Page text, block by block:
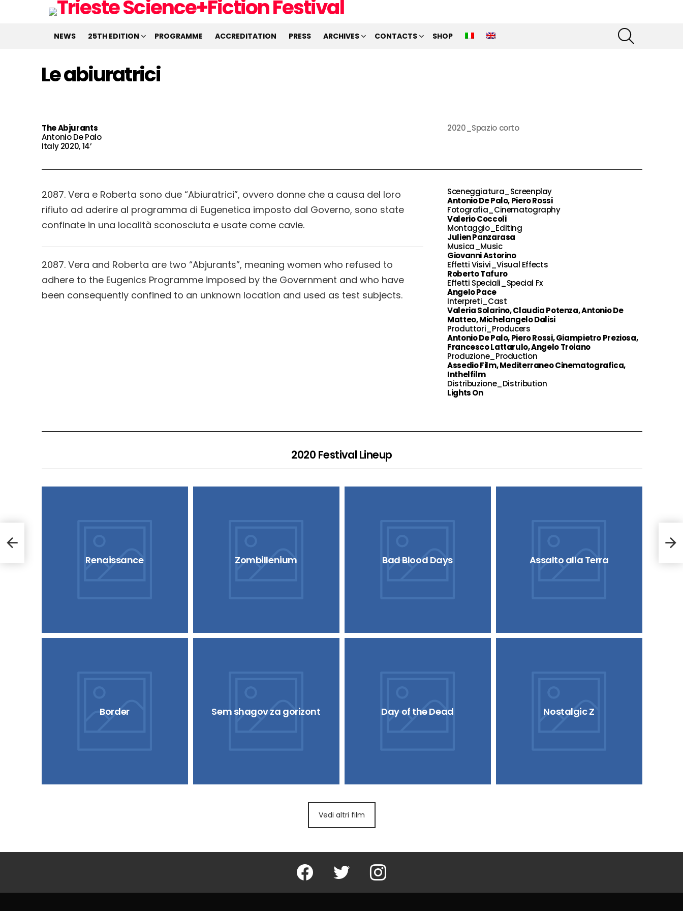
NEWS 25TH EDITION PROGRAMME ACCREDITATION PRESS ARCHIVES CONTACTS SHOP
Le abiuratrici
The Abjurants
Antonio De Palo
Italy 2020, 14’
2020_Spazio corto
2087. Vera e Roberta sono due “Abiuratrici”, ovvero donne che a causa del loro
rifiuto ad aderire al programma di Eugenetica imposto dal Governo, sono state
confinate in una località sconosciuta e usate come cavie.
2087. Vera and Roberta are two “Abjurants”, meaning women who refused to
adhere to the Eugenics Programme imposed by the Government and who have
been consequently confined to an unknown location and used as test subjects.
Sceneggiatura_Screenplay
Antonio De Palo, Piero Rossi
Fotografia_Cinematography
Valerio Coccoli
Montaggio_Editing
Julien Panzarasa
Musica_Music
Giovanni Astorino
Effetti Visivi_Visual Effects
Roberto Tafuro
Effetti Speciali_Special Fx
Angelo Pace
Interpreti_Cast
Valeria Solarino, Claudia Potenza, Antonio De
Matteo, Michelangelo Dalisi
Produttori_Producers
Antonio De Palo, Piero Rossi, Giampietro Preziosa,
Francesco Lattarulo, Angelo Troiano
Produzione_Production
Assedio Film, Mediterraneo Cinematografica,
Inthelfilm
Distribuzione_Distribution
Lights On
2020 Festival Lineup
Renaissance Zombillenium Bad Blood Days Assalto alla Terra
Border Sem shagov za gorizont Day of the Dead Nostalgic Z
Vedi altri film
The
Facebook Twitter Instagram